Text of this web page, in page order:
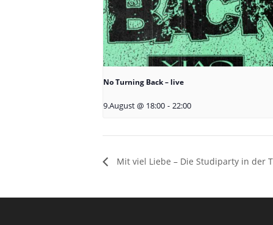
No Turning Back – live
9.August @ 18:00 - 22:00
Mit viel Liebe – Die Studiparty in der